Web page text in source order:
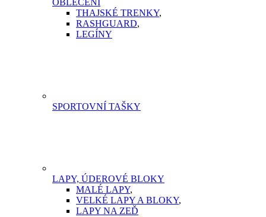
OBLEČENÍ
THAJSKÉ TRENKY,
RASHGUARD,
LEGÍNY
SPORTOVNÍ TAŠKY
LAPY, ÚDEROVÉ BLOKY
MALÉ LAPY,
VELKÉ LAPY A BLOKY,
LAPY NA ZEĎ